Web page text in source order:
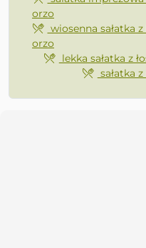
orzo
wiosenna sałatka
orzo
lekka sałatka z
sałatka